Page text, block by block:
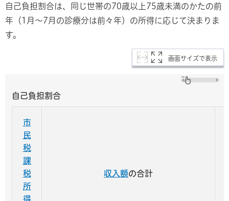
自己負担割合は、同じ世帯の70歳以上75歳未満のかたの前
年（1月～7月の診療分は前々年）の所得に応じて決まりま
す。
画面サイズで表示
自己負担割合
市
民
税
課
税
所
得
収入額の合計